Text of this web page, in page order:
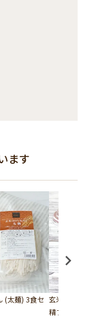
ます
(太麺) 3食セ 玄米糀仕
精フリー